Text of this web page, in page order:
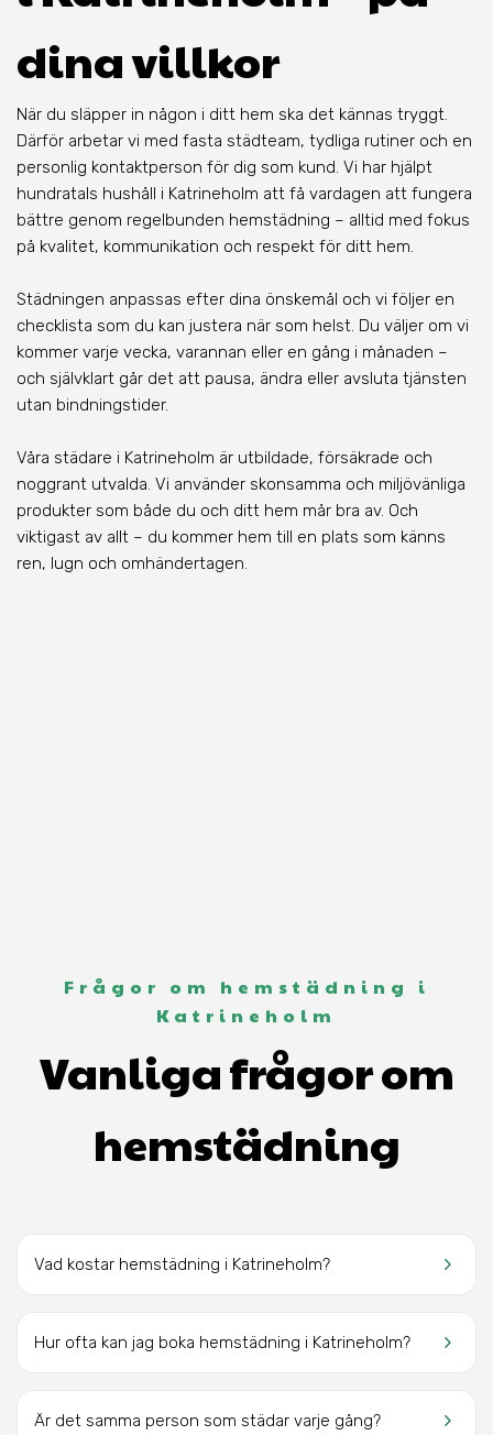
dina villkor
När du släpper in någon i ditt hem ska det kännas tryggt.
Därför arbetar vi med fasta städteam, tydliga rutiner och en
personlig kontaktperson för dig som kund. Vi har hjälpt
hundratals hushåll i Katrineholm att få vardagen att fungera
bättre genom regelbunden hemstädning – alltid med fokus
på kvalitet, kommunikation och respekt för ditt hem.
Städningen anpassas efter dina önskemål och vi följer en
checklista som du kan justera när som helst. Du väljer om vi
kommer varje vecka, varannan eller en gång i månaden –
och självklart går det att pausa, ändra eller avsluta tjänsten
utan bindningstider.
Våra städare i Katrineholm är utbildade, försäkrade och
noggrant utvalda. Vi använder skonsamma och miljövänliga
produkter som både du och ditt hem mår bra av. Och
viktigast av allt – du kommer hem till en plats som känns
ren, lugn och omhändertagen.
Frågor om hemstädning i
Katrineholm
Vanliga frågor om
hemstädning
keyboard_arrow_right
Vad kostar hemstädning i Katrineholm?
keyboard_arrow_right
Hur ofta kan jag boka hemstädning i Katrineholm?
keyboard_arrow_right
Är det samma person som städar varje gång?